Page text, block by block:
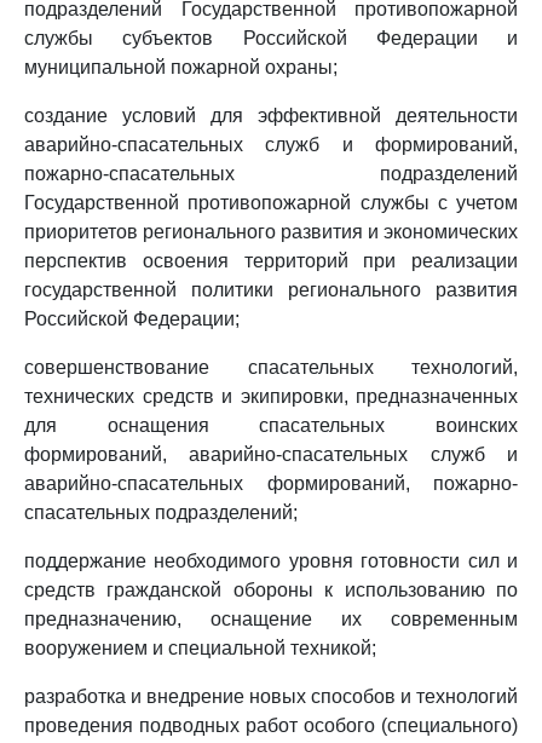
подразделений Государственной противопожарной
службы субъектов Российской Федерации и
муниципальной пожарной охраны;
создание условий для эффективной деятельности
аварийно-спасательных служб и формирований,
пожарно-спасательных подразделений
Государственной противопожарной службы с учетом
приоритетов регионального развития и экономических
перспектив освоения территорий при реализации
государственной политики регионального развития
Российской Федерации;
совершенствование спасательных технологий,
технических средств и экипировки, предназначенных
для оснащения спасательных воинских
формирований, аварийно-спасательных служб и
аварийно-спасательных формирований, пожарно-
спасательных подразделений;
поддержание необходимого уровня готовности сил и
средств гражданской обороны к использованию по
предназначению, оснащение их современным
вооружением и специальной техникой;
разработка и внедрение новых способов и технологий
проведения подводных работ особого (специального)